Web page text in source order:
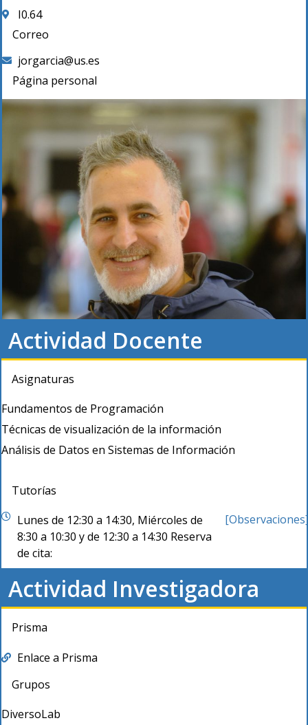
I0.64
Correo
jorgarcia@us.es
Página personal
Actividad Docente
Asignaturas
Fundamentos de Programación
Técnicas de visualización de la información
Análisis de Datos en Sistemas de Información
Tutorías
Lunes de 12:30 a 14:30, Miércoles de
8:30 a 10:30 y de 12:30 a 14:30 Reserva
de cita:
[Observaciones]
Actividad Investigadora
Prisma
Enlace a Prisma
Grupos
DiversoLab